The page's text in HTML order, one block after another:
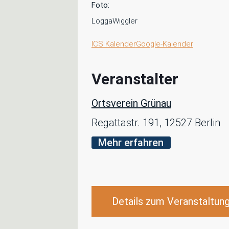
Foto:
LoggaWiggler
ICS KalenderGoogle-Kalender
Veranstalter
Ortsverein Grünau
Regattastr. 191, 12527 Berlin
Mehr erfahren
Details zum